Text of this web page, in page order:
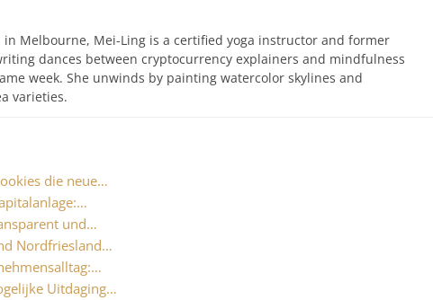
in Melbourne, Mei-Ling is a certified yoga instructor and former
dances between cryptocurrency explainers and mindfulness
week. She unwinds by painting watercolor skylines and
varieties.
die neue…
und…
Nordfriesland…
Uitdaging…